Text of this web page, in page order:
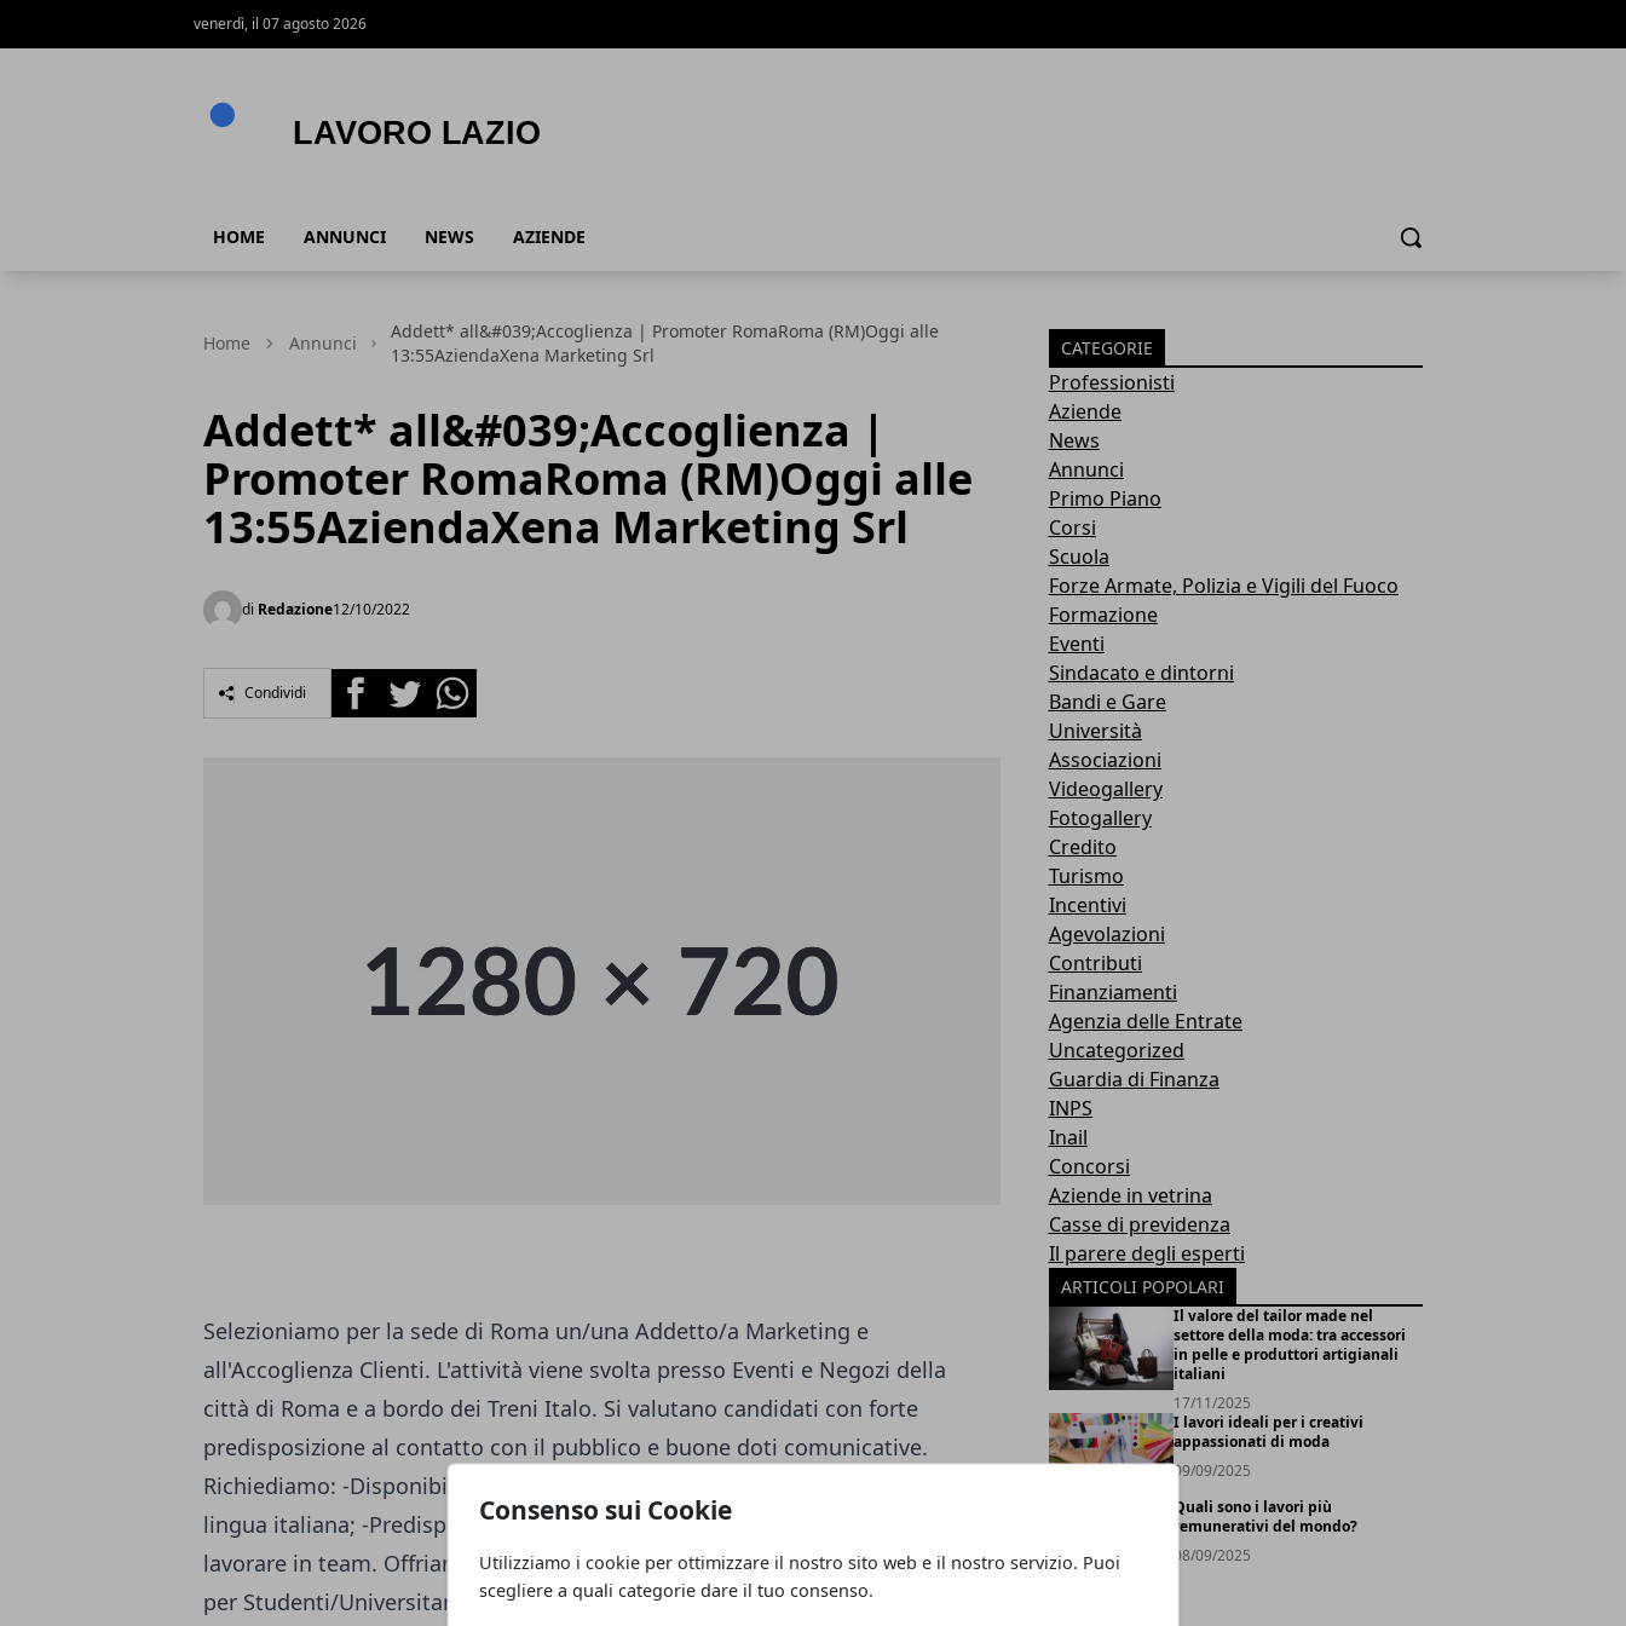
Consenso sui Cookie
Utilizziamo i cookie per ottimizzare il nostro sito web e il nostro servizio. Puoi
scegliere a quali categorie dare il tuo consenso.
venerdì, il 07 agosto 2026
HOME ANNUNCI NEWS AZIENDE Cerca
Home Annunci
Addett* all&#039;Accoglienza | Promoter RomaRoma (RM)Oggi alle
13:55AziendaXena Marketing Srl
Addett* all&#039;Accoglienza |
Promoter RomaRoma (RM)Oggi alle
13:55AziendaXena Marketing Srl
di Redazione12/10/2022
Condividi FacebookTwitterWhatsapp
Selezioniamo per la sede di Roma un/una Addetto/a Marketing e
all'Accoglienza Clienti. L'attività viene svolta presso Eventi e Negozi della
città di Roma e a bordo dei Treni Italo. Si valutano candidati con forte
predisposizione al contatto con il pubblico e buone doti comunicative.
Richiediamo: -Disponibilità immediata su Roma; -Ottima padronanza della
lingua italiana; -Predisposizione ai rapporti interpersonali; -Capacità di
lavorare in team. Offriamo: -Orari flessibili e concordabili settimanalmente
per Studenti/Universitari; -Inserimento con regolare contratto; -Percorso
CATEGORIE
Professionisti
Aziende
News
Annunci
Primo Piano
Corsi
Scuola
Forze Armate, Polizia e Vigili del Fuoco
Formazione
Eventi
Sindacato e dintorni
Bandi e Gare
Università
Associazioni
Videogallery
Fotogallery
Credito
Turismo
Incentivi
Agevolazioni
Contributi
Finanziamenti
Agenzia delle Entrate
Uncategorized
Guardia di Finanza
INPS
Inail
Concorsi
Aziende in vetrina
Casse di previdenza
Il parere degli esperti
ARTICOLI POPOLARI
Il valore del tailor made nel
settore della moda: tra accessori
in pelle e produttori artigianali
italiani
17/11/2025
I lavori ideali per i creativi
appassionati di moda
09/09/2025
Quali sono i lavori più
remunerativi del mondo?
08/09/2025